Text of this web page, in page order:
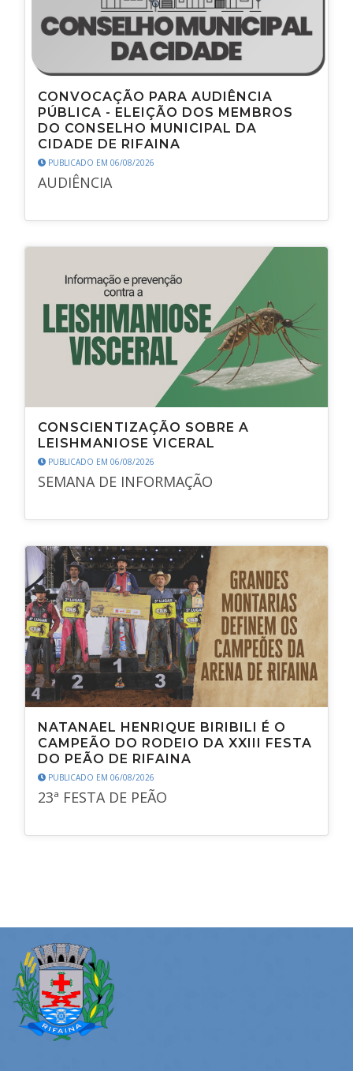
CONVOCAÇÃO PARA AUDIÊNCIA
PÚBLICA - ELEIÇÃO DOS MEMBROS
DO CONSELHO MUNICIPAL DA
CIDADE DE RIFAINA
PUBLICADO EM 06/08/2026
AUDIÊNCIA
CONSCIENTIZAÇÃO SOBRE A
LEISHMANIOSE VICERAL
PUBLICADO EM 06/08/2026
SEMANA DE INFORMAÇÃO
NATANAEL HENRIQUE BIRIBILI É O
CAMPEÃO DO RODEIO DA XXIII FESTA
DO PEÃO DE RIFAINA
PUBLICADO EM 06/08/2026
23ª FESTA DE PEÃO